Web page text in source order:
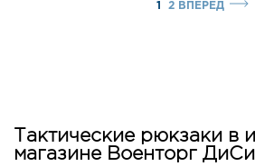
1 2 ВПЕРЕД
Тактические рюкзаки в
магазине Военторг ДиСи